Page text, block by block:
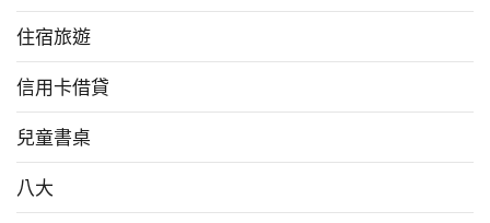
住宿旅遊
信用卡借貸
兒童書桌
八大